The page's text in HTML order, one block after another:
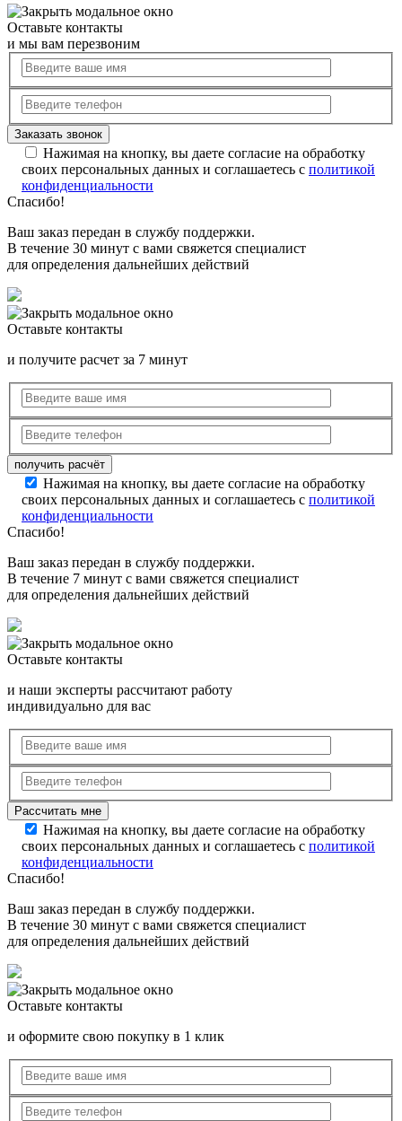
Оставьте контакты
и мы вам перезвоним
Нажимая на кнопку, вы даете согласие на обработку
своих персональных данных и соглашаетесь с политикой
конфиденциальности
Спасибо!
Ваш заказ передан в службу поддержки.
В течение 30 минут с вами свяжется специалист
для определения дальнейших действий
Оставьте контакты
и получите расчет за 7 минут
Нажимая на кнопку, вы даете согласие на обработку
своих персональных данных и соглашаетесь с политикой
конфиденциальности
Спасибо!
Ваш заказ передан в службу поддержки.
В течение 7 минут с вами свяжется специалист
для определения дальнейших действий
Оставьте контакты
и наши эксперты рассчитают работу
индивидуально для вас
Нажимая на кнопку, вы даете согласие на обработку
своих персональных данных и соглашаетесь с политикой
конфиденциальности
Спасибо!
Ваш заказ передан в службу поддержки.
В течение 30 минут с вами свяжется специалист
для определения дальнейших действий
Оставьте контакты
и оформите свою покупку в 1 клик